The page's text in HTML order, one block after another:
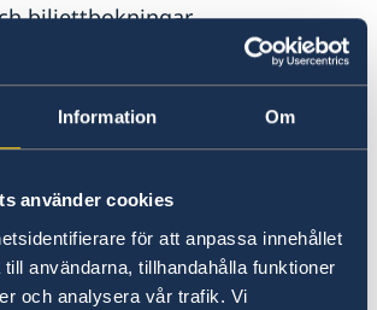
Information Om
använder cookies
för att anpassa innehållet
användarna, tillhandahålla funktioner
och analysera vår trafik. Vi
biljettbokningar
av skulder, böter eller borgen
översättningar
reseförsäkring eller kontrollera
en hemförsäkring med
innan resan börjar
och visum